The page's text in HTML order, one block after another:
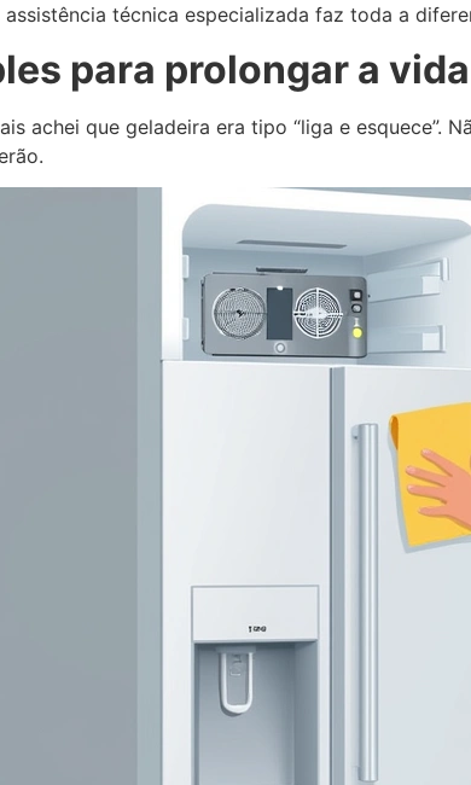
assistência técnica especializada faz toda a
para prolongar a
achei que geladeira era tipo “liga e esquece”.